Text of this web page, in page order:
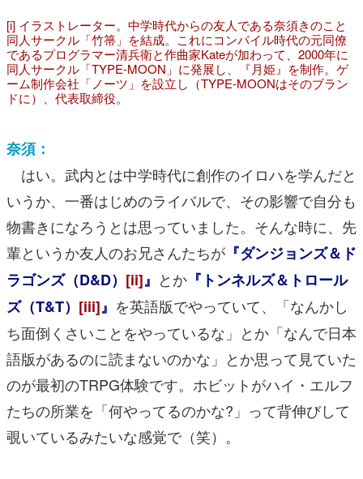
[i] イラストレーター。中学時代からの友人である奈須きのこと
同人サークル「竹箒」を結成。これにコンパイル時代の元同僚
であるプログラマー清兵衛と作曲家Kateが加わって、2000年に
同人サークル「TYPE-MOON」に発展し、『月姫』を制作。ゲ
ーム制作会社「ノーツ」を設立し（TYPE-MOONはそのブラン
ドに）、代表取締役。
奈須：
はい。武内とは中学時代に創作のイロハを学んだと
いうか、一番はじめのライバルで、その影響で自分も
物書きになろうとは思っていました。そんな時に、先
輩というか友人のお兄さんたちが 『ダンジョンズ＆ド
ラゴンズ（D&D） [ii]』 とか 『トンネルズ＆トロール
ズ（T&T） [iii]』 を英語版でやっていて、「なんかし
ち面倒くさいことをやっているな」とか「なんで日本
語版があるのに読まないのかな」とか思って見ていた
のが最初のTRPG体験です。ホビットがハイ・エルフ
たちの所業を「何やってるのかな?」って背伸びして
覗いているみたいな感覚で（笑）。